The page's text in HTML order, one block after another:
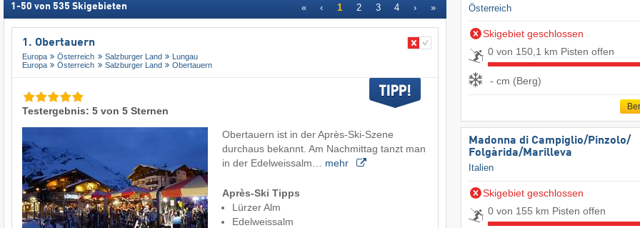
1 -50 von 535 Skigebieten « ‹ 1 2 3 4 › »
1. Obertauern
Europa Österreich Salzburger Land
Lungau
Europa
Österreich Salzburger Land Obertauern
Testergebnis: 5 von 5 Sternen
Obertauern ist in der Après-Ski-Szene
durchaus bekannt. Am Nachmittag tanzt man
in der Edelweissalm… mehr
Après-Ski Tipps
Lürzer Alm
Edelweissalm
Österreich
Skigebiet geschlossen
0 von 150,1 km Pisten offen
- cm (Berg)
Madonna di Campiglio/​Pinzolo/​
Folgàrida/​Marilleva
Italien
Skigebiet geschlossen
0 von 155 km Pisten offen